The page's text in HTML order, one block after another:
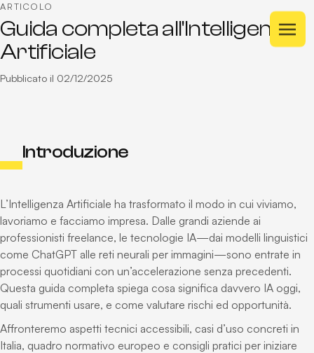
Se
r
r
v
vizi
og e t
C
C
h
h
i
i
s
s
o
o
n
n
o
o
F
F
A
A
Q
Q
N
N
e
e
w
w
s
s
ARTICOLO
Guida completa all'Intelligenza
Artificiale
Pubblicato il 02/12/2025
Introduzione
L’Intelligenza Artificiale ha trasformato il modo in cui viviamo,
lavoriamo e facciamo impresa. Dalle grandi aziende ai
professionisti freelance, le tecnologie IA—dai modelli linguistici
come ChatGPT alle reti neurali per immagini—sono entrate in
processi quotidiani con un’accelerazione senza precedenti.
Questa guida completa spiega cosa significa davvero IA oggi,
quali strumenti usare, e come valutare rischi ed opportunità.
Affronteremo aspetti tecnici accessibili, casi d’uso concreti in
Italia, quadro normativo europeo e consigli pratici per iniziare